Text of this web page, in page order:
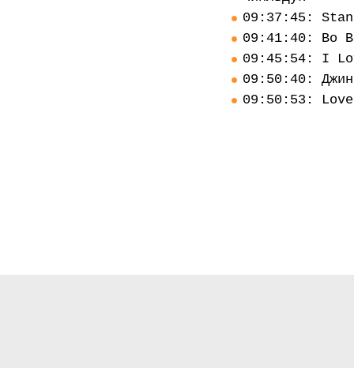
09:37:45:
09:41:40: Bo
09:45:54: I
09:50:40:
09:50:53: